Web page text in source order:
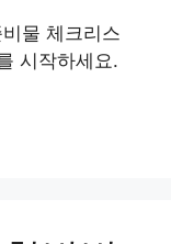
물 체크리스
시작하세요.